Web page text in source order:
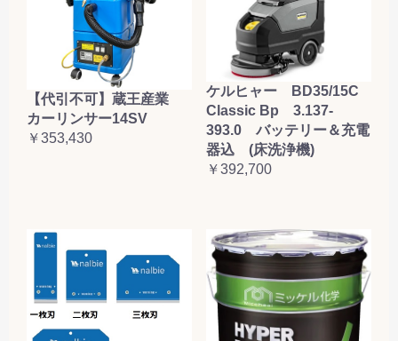
【代引不可】蔵王産業
カーリンサー14SV
￥353,430
ケルヒャー BD35/15C
Classic Bp 3.137-
393.0 バッテリー＆充電
器込 (床洗浄機)
￥392,700